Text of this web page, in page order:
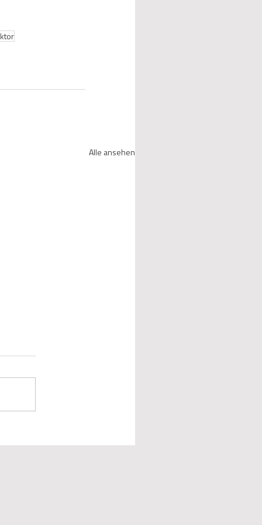
Alle ansehen